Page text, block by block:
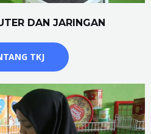
DAN JARINGAN
TKJ